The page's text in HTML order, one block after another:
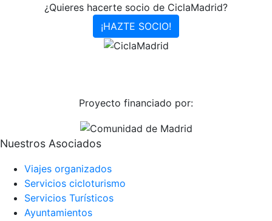
¿Quieres hacerte socio de CiclaMadrid?
¡HAZTE SOCIO!
Proyecto financiado por:
Nuestros Asociados
Viajes organizados
Servicios cicloturismo
Servicios Turísticos
Ayuntamientos